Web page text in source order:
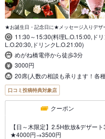
★お誕生日・記念日に★メッセージ入りデザ
11:30～15:30(料理L.O.15:00,ド
L.O.20:30,ドリンクL.O.21:00)
めがね橋電停から徒歩3分
3000円
20席(人数の相談も承ります！各
口コミ投稿特典対象店
クーポン
【日～木限定】2.5H飲放&デザー
★4000円→3500円